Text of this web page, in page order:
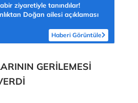
ziyaretiyle tanındılar!
Doğan ailesi açıklaması
Haberi Görüntüle
GERİLEMESİ